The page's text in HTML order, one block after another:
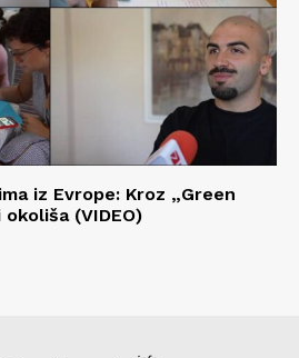
iz Evrope: Kroz „Green
(VIDEO)